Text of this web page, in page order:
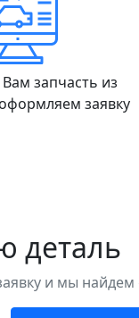
запчасть из
заявку
деталь
и мы